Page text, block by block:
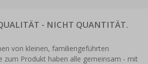
- NICHT QUANTITÄT.
von kleinen, familiengeführten
zum Produkt haben alle gemeinsam - mit